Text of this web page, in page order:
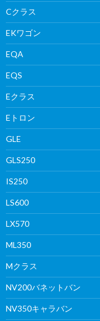
Cクラス
EKワゴン
EQA
EQS
Eクラス
Eトロン
GLE
GLS250
IS250
LS600
LX570
ML350
Mクラス
NV200バネットバン
NV350キャラバン